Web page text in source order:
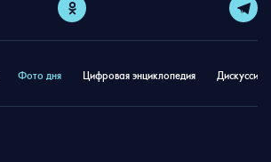
Фото дня Цифровая энциклопедия